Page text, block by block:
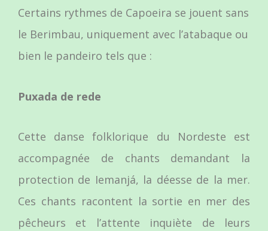
Certains rythmes de Capoeira se jouent sans
le Berimbau, uniquement avec l’atabaque ou
bien le pandeiro tels que :
Puxada de rede
Cette danse folklorique du Nordeste est
accompagnée de chants demandant la
protection de Iemanjá, la déesse de la mer.
Ces chants racontent la sortie en mer des
pêcheurs et l’attente inquiète de leurs